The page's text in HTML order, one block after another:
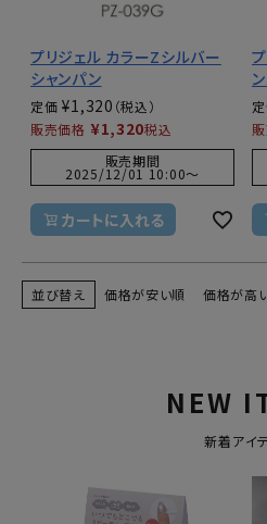
プリジェル カラーZシルバー
シャンパン
定価 ¥1,320
販売価格 ¥1,320税込
販売期間
2025/12/01 10:00〜
カートに入れる
並び替え 価格が安い順 価格が高
NEW
新着アイ